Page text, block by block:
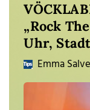
„Rock
Uhr,
Emma